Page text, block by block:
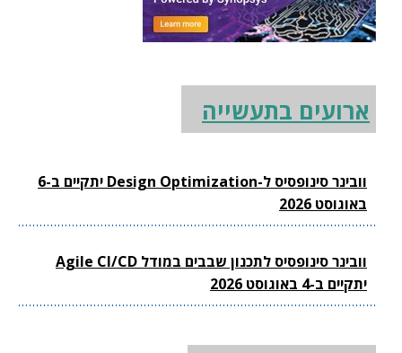
ארועים בתעשייה
וובינר סינופסיס ל-Design Optimization יתקיים ב-6
באוגוסט 2026
וובינר סינופסיס לתכנון שבבים במודל Agile CI/CD
יתקיים ב-4 באוגוסט 2026